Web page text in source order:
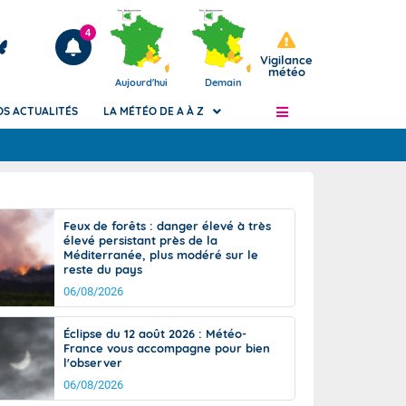
Articles
4
Aujourd'hui Demain
Vigilance
météo
de
Phénomènes dangereux de J+2 à J+7
Avertissement pluies intenses à l'échelle
des communes (Apic)
Bulletins Marine
d'avalanche
Météo des forêts
Vigicrues
ACTUALITÉS LA MÉTÉO DE A À Z
Feux de forêts : danger élevé à très
élevé persistant près de la
Méditerranée, plus modéré sur le
reste du pays
06/08/2026
Éclipse du 12 août 2026 : Météo-
France vous accompagne pour bien
l'observer
06/08/2026